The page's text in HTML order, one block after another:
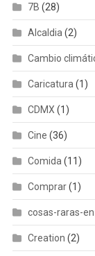
7B (28)
Alcaldia (2)
Cambio
Caricatura (1)
CDMX (1)
Cine (36)
Comida (11)
Comprar(1)
cosas-raras-
Creation (2)